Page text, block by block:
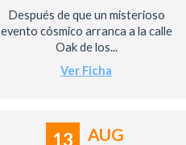
Después de que un misterioso
evento cósmico arranca a la calle
Oak de los...
Ver Ficha
13
AUG